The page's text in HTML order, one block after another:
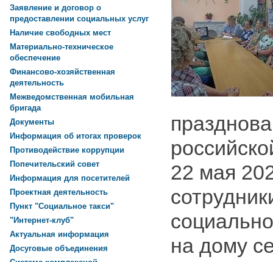
22 мая
на дому
Заявление и договор о
предоставлении социальных услуг
Наличие свободных мест
Материально-техническое
обеспечение
Финансово-хозяйственная
деятельность
Межведомственная мобильная
бригада
Документы
Информация об итогах проверок
Противодействие коррупции
Попечительский совет
Информация для посетителей
Проектная деятельность
Пункт "Социальное такси"
"Интернет-клуб"
Актуальная информация
Досуговые объединения